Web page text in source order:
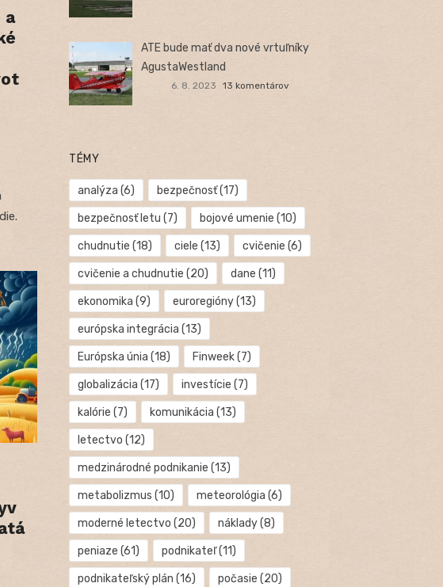
a
ATE bude mať dva nové vrtuľníky
AgustaWestland
6. 8. 2023 13 komentárov
TÉMY
analýza (6) bezpečnosť(17)
bezpečnosť letu (7) bojové umenie (10)
chudnutie (18) ciele (13) cvičenie (6)
cvičenie a chudnutie (20) dane (11)
ekonomika (9) euroregióny(13)
európska integrácia (13)
Európska únia (18) Finweek(7)
globalizácia (17) investície (7)
kalórie (7) komunikácia (13)
letectvo (12)
medzinárodné podnikanie (13)
metabolizmus (10) meteorológia (6)
moderné letectvo (20) náklady(8)
peniaze (61) podnikateľ(11)
podnikateľský plán (16) počasie (20)